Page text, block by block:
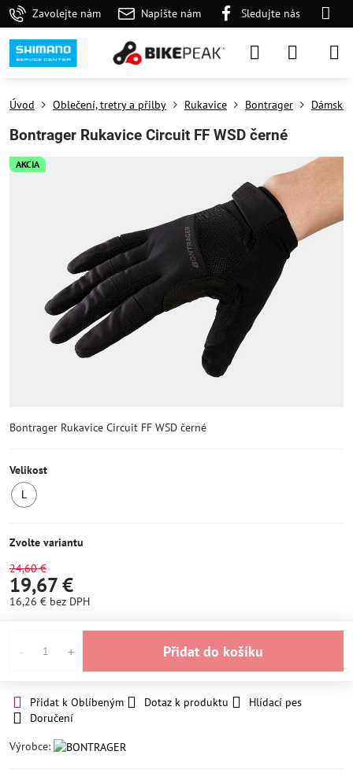
Zavolejte nám Napište nám Sledujte nás
AKCIA
Úvod Oblečení, tretry a přilby Rukavice Bontrager Dámské
Bontrager Rukavice Circuit FF WSD černé
Bontrager Rukavice Circuit FF WSD černé
Velikost
L
Zvolte variantu
24,60 €
19,67 €
16,26 € bez DPH
Přidat do košíku
Přidat k Oblíbeným Dotaz k produktu
Hlídací pes
Doručení
Výrobce: